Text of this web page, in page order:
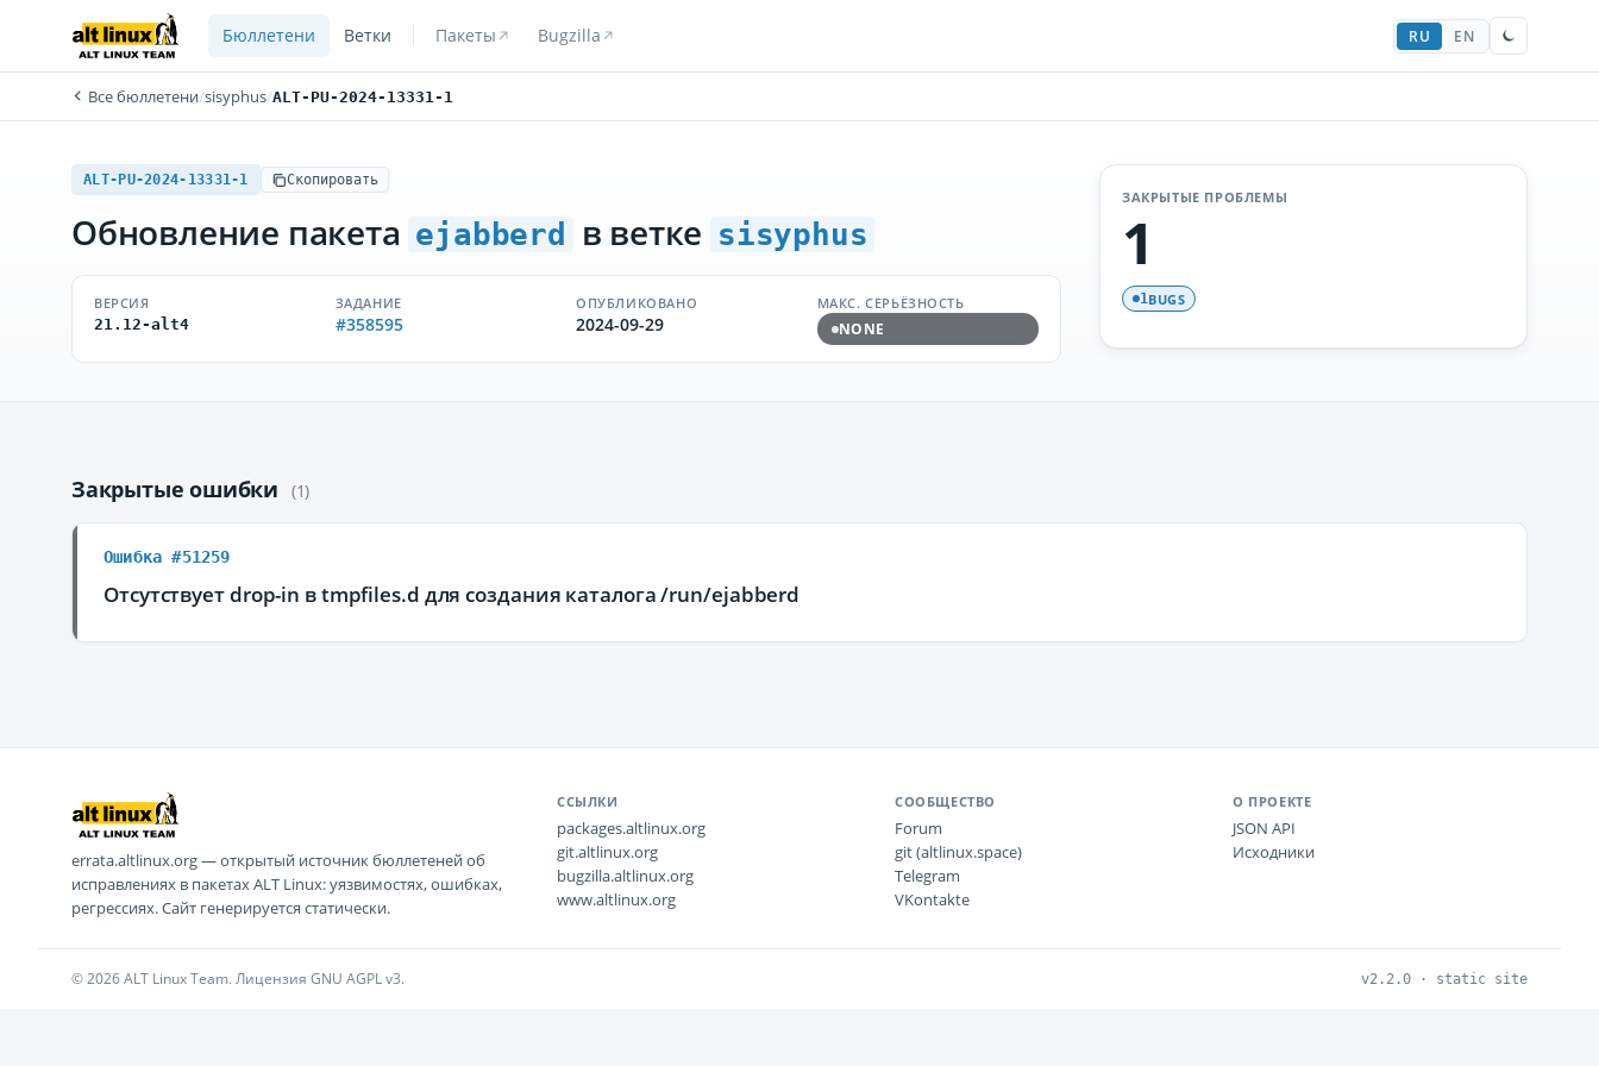
Бюллетени Ветки Пакеты Bugzilla RU EN
Все бюллетени/sisyphus/ALT-PU-2024-13331-1
ALT-PU-2024-13331-1 Скопировать
Обновление пакета ejabberd в ветке sisyphus
ВЕРСИЯ
21.12-alt4
ЗАДАНИЕ
#358595
ОПУБЛИКОВАНО
2024-09-29
МАКС. СЕРЬЁЗНОСТЬ
NONE
ЗАКРЫТЫЕ ПРОБЛЕМЫ
1
1BUGS
Закрытые ошибки (1)
Ошибка #51259
Отсутствует drop-in в tmpfiles.d для создания каталога /run/ejabberd
errata.altlinux.org — открытый источник бюллетеней об
исправлениях в пакетах ALT Linux: уязвимостях, ошибках,
регрессиях. Сайт генерируется статически.
ССЫЛКИ
packages.altlinux.org
git.altlinux.org
bugzilla.altlinux.org
www.altlinux.org
СООБЩЕСТВО
Forum
git (altlinux.space)
Telegram
VKontakte
О ПРОЕКТЕ
JSON API
Исходники
© 2026 ALT Linux Team. Лицензия GNU AGPL v3. v2.2.0 · static site